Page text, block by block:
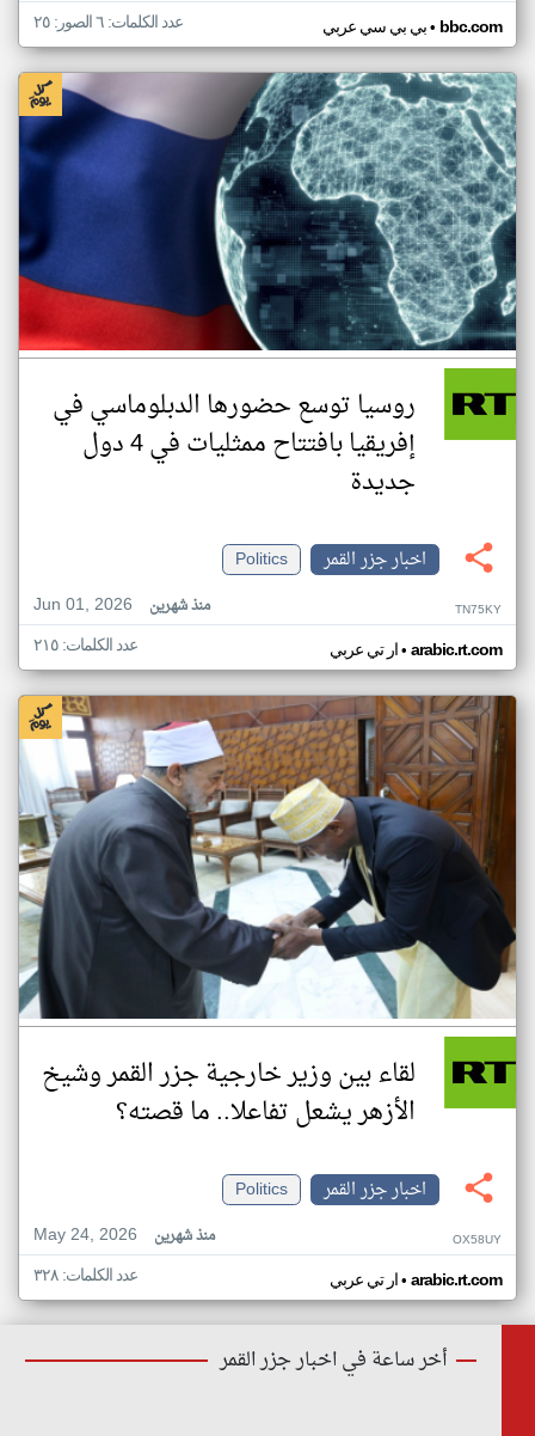
بي بي سي عربي• bbc.com عدد الكلمات: ٦ الصور: ٢٥
روسيا توسع حضورها الدبلوماسي في
إفريقيا بافتتاح ممثليات في 4 دول
جديدة
اخبار جزر القمر
Politics
Jun 01, 2026
منذ شهرين TN75KY
ار تي عربي• arabic.rt.com عدد الكلمات: ٢١٥
لقاء بين وزير خارجية جزر القمر وشيخ
الأزهر يشعل تفاعلا.. ما قصته؟
اخبار جزر القمر
Politics
May 24, 2026
منذ شهرين OX58UY
ار تي عربي• arabic.rt.com عدد الكلمات: ٣٢٨
أخر ساعة في اخبار جزر القمر